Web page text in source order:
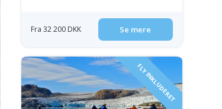
Fra 32 200 DKK Se mere
FLY INKLUDERET